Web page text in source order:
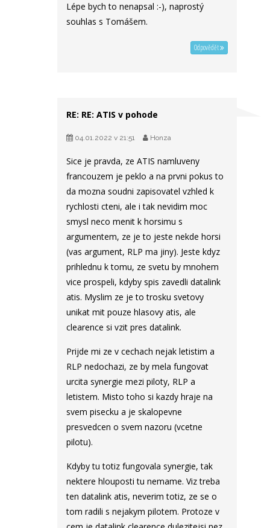
Lépe bych to nenapsal :-), naprostý
souhlas s Tomášem.
Odpovědět
RE: RE: ATIS v pohode
04.01.2022 v 21:51 Honza
Sice je pravda, ze ATIS namluveny
francouzem je peklo a na prvni pokus to
da mozna soudni zapisovatel vzhled k
rychlosti cteni, ale i tak nevidim moc
smysl neco menit k horsimu s
argumentem, ze je to jeste nekde horsi
(vas argument, RLP ma jiny). Jeste kdyz
prihlednu k tomu, ze svetu by mnohem
vice prospeli, kdyby spis zavedli datalink
atis. Myslim ze je to trosku svetovy
unikat mit pouze hlasovy atis, ale
clearence si vzit pres datalink.
Prijde mi ze v cechach nejak letistim a
RLP nedochazi, ze by mela fungovat
urcita synergie mezi piloty, RLP a
letistem. Misto toho si kazdy hraje na
svem pisecku a je skalopevne
presvedcen o svem nazoru (vcetne
pilotu).
Kdyby tu totiz fungovala synergie, tak
nektere hlouposti tu nemame. Viz treba
ten datalink atis, neverim totiz, ze se o
tom radili s nejakym pilotem. Protoze v